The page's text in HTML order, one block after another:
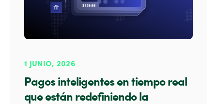
1 JUNIO, 2026
Pagos inteligentes en tiempo real
que están redefiniendo la